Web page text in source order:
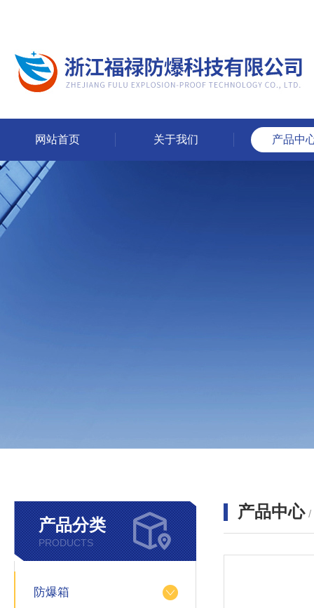
网站首页 关于我们 产品中
产品分类
PRODUCTS
防爆箱
产品中心 /